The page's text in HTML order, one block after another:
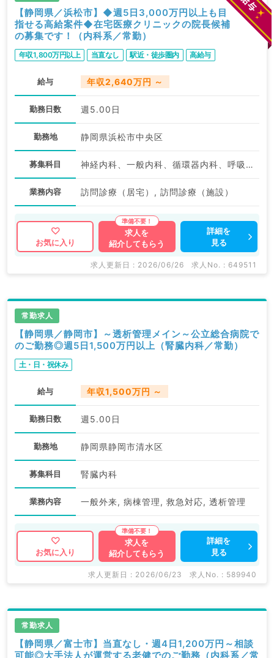
【静岡県／浜松市】◆週5日3,000万円以上も目
指せる高給案件◆在宅医療クリニックの院長候補
の募集です！（内科系／常勤）
年収1,800万円以上 当直なし 駅近・徒歩圏内 高給与
給与 年収2,640万円 ～
勤務日数 週5.00日
勤務地 静岡県浜松市中央区
募集科目 神経内科、一般内科、循環器内科、呼吸器内科、消化器内科、内分泌・代謝内科、腎臓内科、老年内科、血液内科、膠原病科
業務内容 訪問診療（居宅）, 訪問診療（施設）
お気に入り
求人を
紹介してもらう
詳細を
見る
求人更新日 : 2026/06/26 求人No. : 649511
常勤求人
【静岡県／静岡市】～透析管理メイン～公立総合病院で
のご勤務◎週5日1,500万円以上（腎臓内科／常勤）
土・日・祝休み
給与 年収1,500万円 ～
勤務日数 週5.00日
勤務地 静岡県静岡市清水区
募集科目 腎臓内科
業務内容 一般外来, 病棟管理, 救急対応, 透析管理
お気に入り
求人を
紹介してもらう
詳細を
見る
求人更新日 : 2026/06/23 求人No. : 589940
常勤求人
【静岡県／富士市】当直なし・週4日1,200万円～相談
可能◎大手法人が運営する老健でのご勤務（内科系／常